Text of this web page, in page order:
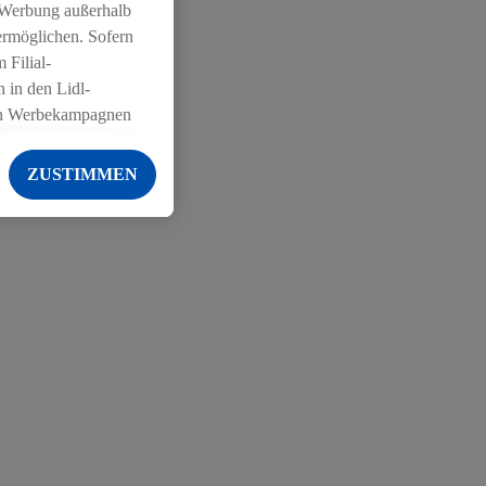
außerhalb
Sofern
Filial-
in den Lidl-
Diensten
der Lidl-Dienste,
Geschlecht -
in Ihr
Adresse von uns
erkennen und
ZUSTIMMEN